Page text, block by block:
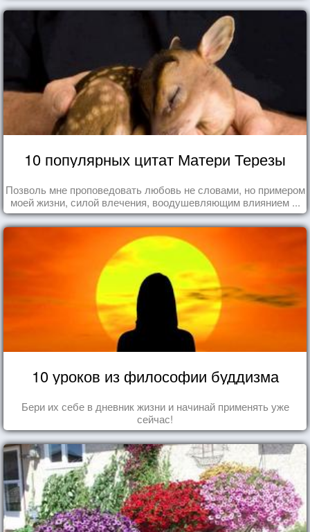
10 популярных цитат Матери Терезы
Позволь мне проповедовать любовь не словами, но примером
моей жизни, силой влечения, воодушевляющим влиянием ...
10 уроков из философии буддизма
Бери их себе в дневник жизни и начинай применять уже
сейчас!